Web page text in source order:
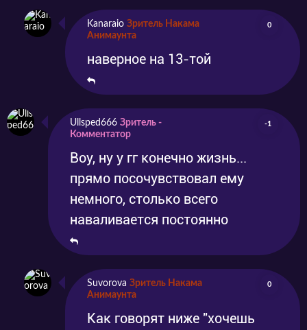
Kanaraio Зритель Накама
Анимаунта
0
наверное на 13-той
Ullsped666 Зритель -
Комментатор
-1
Воу, ну у гг конечно жизнь...
прямо посочувствовал ему
немного, столько всего
наваливается постоянно
Suvorova Зритель Накама
Анимаунта
0
Как говорят ниже "хочешь